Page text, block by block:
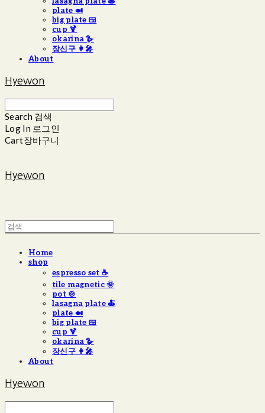
plate 🍛
big plate 🍱
cup 🍹
okarina 🪿
장신구 👩‍🎤
About
Hyewon
Search 검색
Log In 로그인
Cart장바구니
Hyewon
Home
shop
espresso set ☕️
tile magnetic 🌞
pot 🍲
lasagna plate 🍝
plate 🍛
big plate 🍱
cup 🍹
okarina 🪿
장신구 👩‍🎤
About
Hyewon